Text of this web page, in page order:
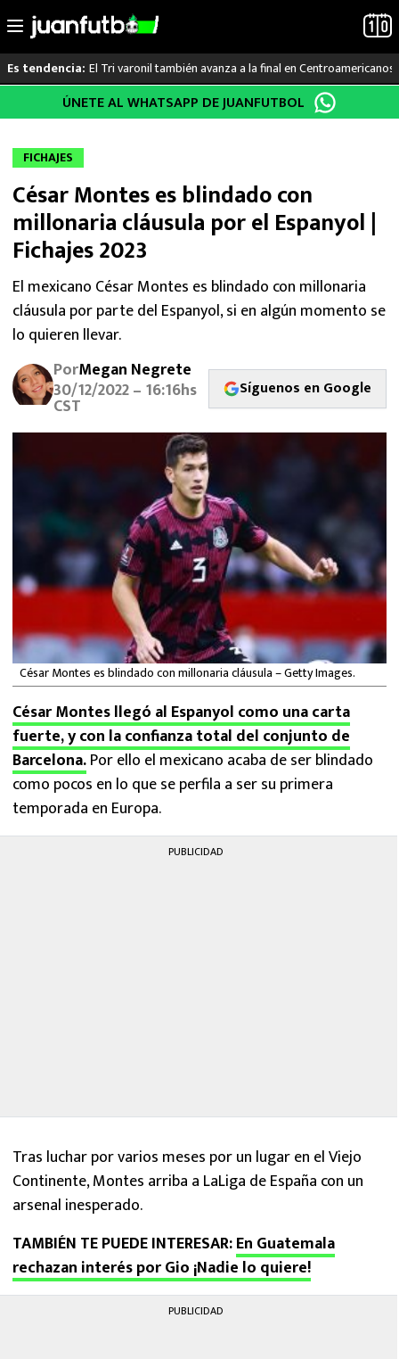
al
Es tendencia: El Tri varonil también avanza a la final en Centroamericanos
LO ÚLTIMO
LIGA MX
RAYADOS
PUMAS
ATLANTE
SELECCIÓN MEXICANA
FUTBOL INTERNACIONAL
MEXICANOS EN EL EXTRANJERO
LIGA MX
NFL
ÚNETE AL WHATSAPP DE JUANFUTBOL
FICHAJES
César Montes es blindado con
millonaria cláusula por el Espanyol |
Fichajes 2023
El mexicano César Montes es blindado con millonaria
cláusula por parte del Espanyol, si en algún momento se
lo quieren llevar.
PorMegan Negrete
30/12/2022 – 16:16hs
CST
Síguenos en Google
César Montes es blindado con millonaria cláusula – Getty Images.
César Montes llegó al Espanyol como una carta
fuerte, y con la confianza total del conjunto de
Barcelona.Por ello el mexicano acaba de ser blindado
como pocos en lo que se perfila a ser su primera
temporada en Europa.
PUBLICIDAD
Tras luchar por varios meses por un lugar en el Viejo
Continente, Montes arriba a LaLiga de España con un
arsenal inesperado.
TAMBIÉN TE PUEDE INTERESAR:En Guatemala
rechazan interés por Gio ¡Nadie lo quiere!
PUBLICIDAD